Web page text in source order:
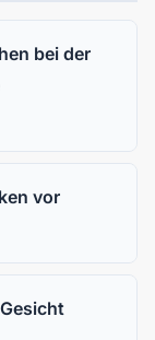
bei der
vor